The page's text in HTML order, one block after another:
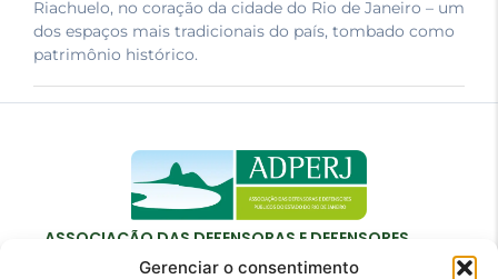
Gerenciar o consentimento
Riachuelo, no coração da cidade do Rio de Janeiro – um
dos espaços mais tradicionais do país, tombado como
patrimônio histórico.
ASSOCIAÇÃO DAS DEFENSORAS E DEFENSORES
PÚBLICOS DO ESTADO DO RIO DE JANEIRO